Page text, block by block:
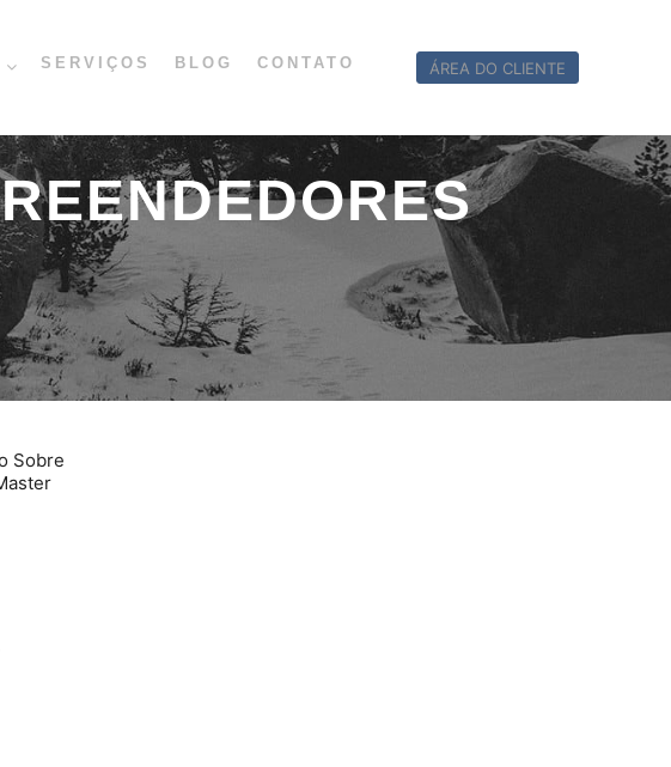
SERVIÇOS BLOG CONTATO ÁREA DO CLIENTE